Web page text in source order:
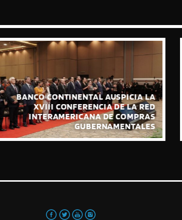
BANCO CONTINENTAL AUSPICIA LA
XVIII CONFERENCIA DE LA RED
INTERAMERICANA DE COMPRAS
GUBERNAMENTALES